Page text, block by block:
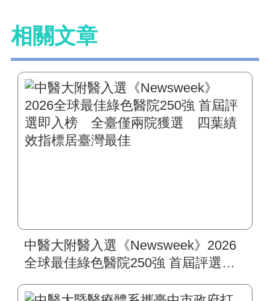
相關文章
中醫大附醫入選《Newsweek》2026
全球最佳綠色醫院250強 首屆評選即
標居臺灣最佳